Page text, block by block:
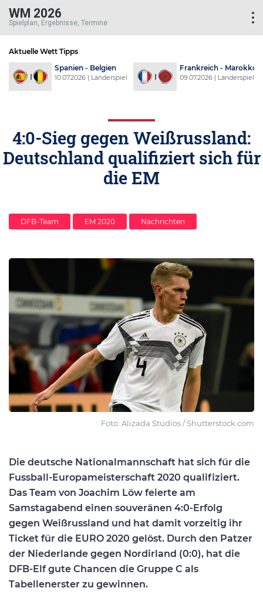
WM 2026
Spielplan, Ergebnisse, Termine
Aktuelle Wett Tipps
Spanien - Belgien
10.07.2026 | Länderspiel
Frankreich - Marokko
09.07.2026 | Länderspiel
4:0-Sieg gegen Weißrussland:
Deutschland qualifiziert sich für
die EM
DFB-Team EM 2020 Nachrichten
Foto: Alizada Studios / Shutterstock.com
Die deutsche Nationalmannschaft hat sich für die
Fussball-Europameisterschaft 2020 qualifiziert.
Das Team von Joachim Löw feierte am
Samstagabend einen souveränen 4:0-Erfolg
gegen Weißrussland und hat damit vorzeitig ihr
Ticket für die EURO 2020 gelöst. Durch den Patzer
der Niederlande gegen Nordirland (0:0), hat die
DFB-Elf gute Chancen die Gruppe C als
Tabellenerster zu gewinnen.